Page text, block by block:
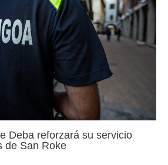
Deba reforzará su servicio
de San Roke